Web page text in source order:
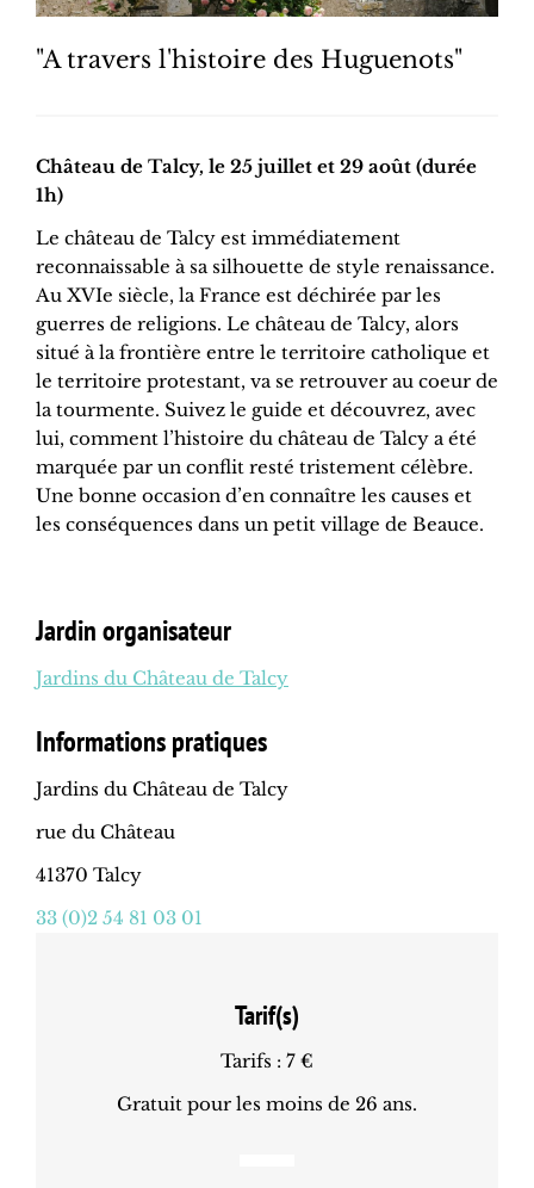
"A travers l'histoire des Huguenots"
Château de Talcy, le 25 juillet et 29 août (durée
1h)
Le château de Talcy est immédiatement
reconnaissable à sa silhouette de style renaissance.
Au XVIe siècle, la France est déchirée par les
guerres de religions. Le château de Talcy, alors
situé à la frontière entre le territoire catholique et
le territoire protestant, va se retrouver au coeur de
la tourmente. Suivez le guide et découvrez, avec
lui, comment l’histoire du château de Talcy a été
marquée par un conflit resté tristement célèbre.
Une bonne occasion d’en connaître les causes et
les conséquences dans un petit village de Beauce.
Jardin organisateur
Jardins du Château de Talcy
Informations pratiques
Jardins du Château de Talcy
rue du Château
41370 Talcy
33 (0)2 54 81 03 01
Tarif(s)
Tarifs : 7 €
Gratuit pour les moins de 26 ans.